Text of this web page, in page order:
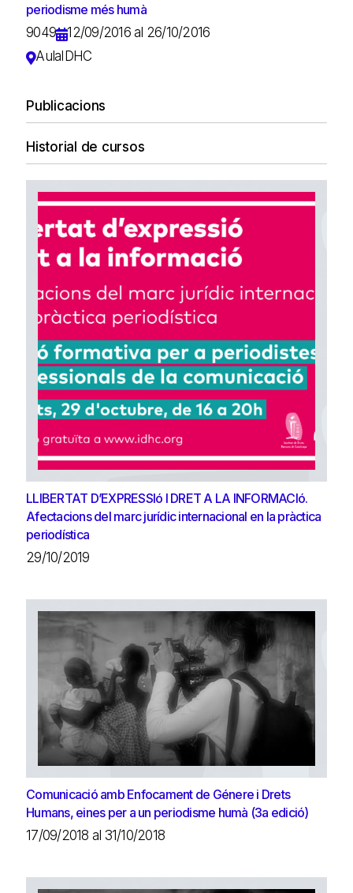
periodisme més humà
9049
12/09/2016 al 26/10/2016
AulaIDHC
Publicacions
Historial de cursos
LLIBERTAT D’EXPRESSIó I DRET A LA INFORMACIó.
Afectacions del marc jurídic internacional en la pràctica
periodística
29/10/2019
Comunicació amb Enfocament de Génere i Drets
Humans, eines per a un periodisme humà (3a edició)
17/09/2018 al 31/10/2018